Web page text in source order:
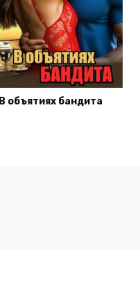
В объятиях бандита